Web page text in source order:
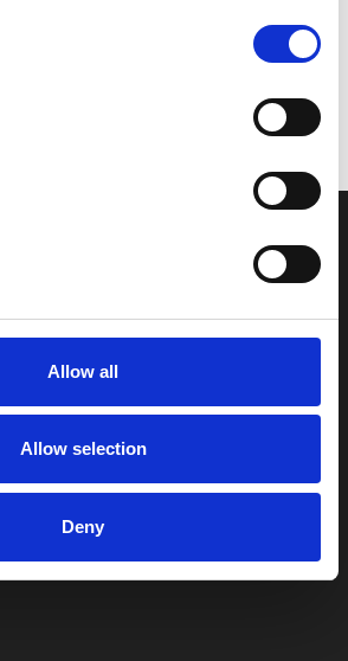
Allow all
Allow selection
Deny
og hyppige prisændringer i markedet.
tilfælde være produkter, som ikke kan